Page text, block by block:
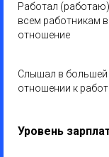
Работал
всем работникам
отношение
Слышал в большей
отношении к
Уровень